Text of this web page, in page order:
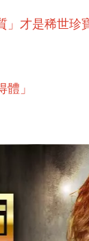
」才是稀世珍
」